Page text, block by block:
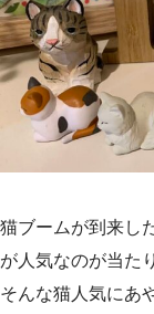
猫ブームが到来し
が人気なのが当た
そんな猫人気にあ